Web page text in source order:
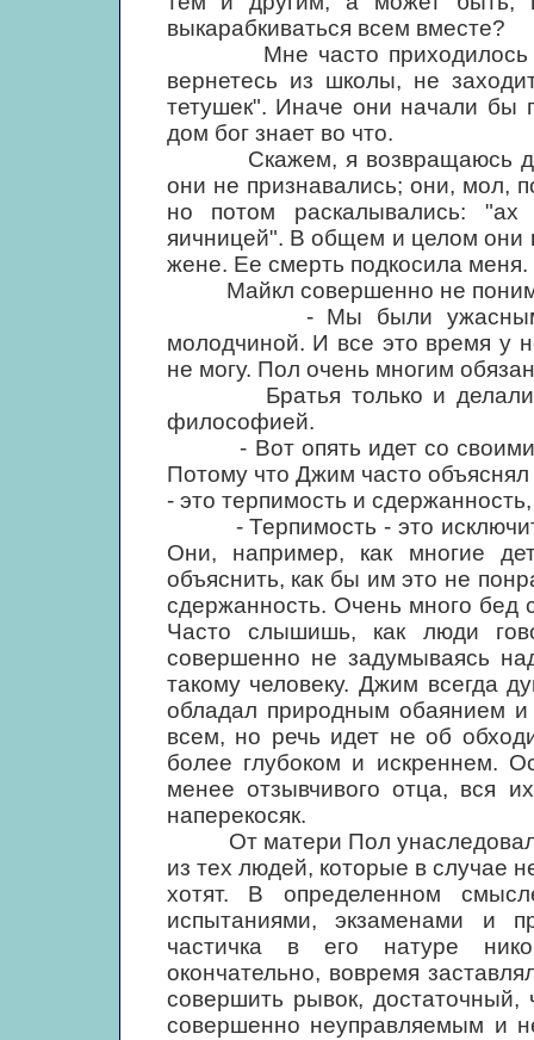
выкарабкиваться всем вместе?
Мне часто приходилось
вернетесь из школы, не
тетушек". Иначе они начали бы
дом бог знает во что.
Скажем, я возвращаюсь
они не признавались; они, мол,
но потом раскалывались:
яичницей". В общем и целом они
жене. Ее смерть подкосила меня.
Майкл совершенно не
- Мы были ужасными,
молодчиной. И все это время у
не могу. Пол очень многим
Братья только и делали,
философией.
- Вот опять идет со своими
Потому что Джим часто
- это терпимость и сдержанность,
- Терпимость - это
Они, например, как многие
объяснить, как бы им это не
сдержанность. Очень много бед
Часто слышишь, как люди
совершенно не задумываясь
такому человеку. Джим всегда
обладал природным обаянием
всем, но речь идет не об
более глубоком и искреннем.
менее отзывчивого отца, вся
наперекосяк.
От матери Пол унаследовал
из тех людей, которые в случае
хотят. В определенном
испытаниями, экзаменами и
частичка в его натуре
окончательно, вовремя
совершить рывок,
совершенно неуправляемым и